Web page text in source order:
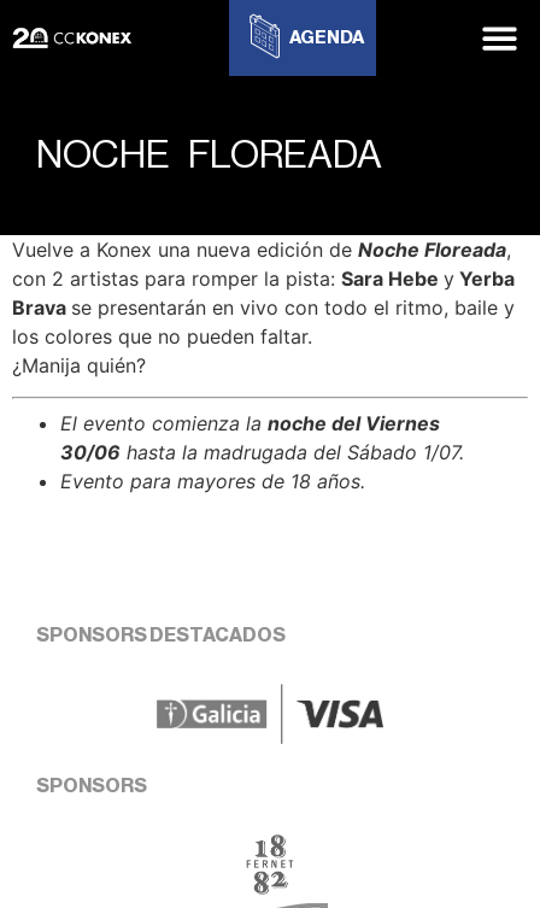
AGENDA
NOCHE FLOREADA
Vuelve a Konex una nueva edición de Noche Floreada,
con 2 artistas para romper la pista: Sara Hebe y Yerba
Brava se presentarán en vivo con todo el ritmo, baile y
los colores que no pueden faltar.
¿Manija quién?
El evento comienza la noche del Viernes
30/06 hasta la madrugada del Sábado 1/07.
Evento para mayores de 18 años.
SPONSORS DESTACADOS
SPONSORS